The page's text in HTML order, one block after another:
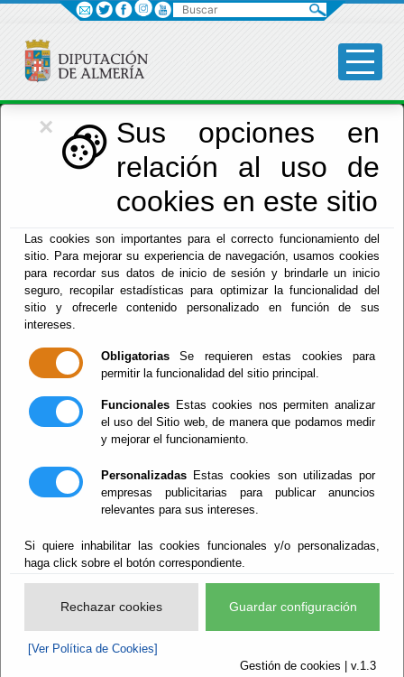
×
Sus opciones en
relación al uso de
cookies en este sitio
Las cookies son importantes para el correcto funcionamiento del
sitio. Para mejorar su experiencia de navegación, usamos cookies
para recordar sus datos de inicio de sesión y brindarle un inicio
seguro, recopilar estadísticas para optimizar la funcionalidad del
sitio y ofrecerle contenido personalizado en función de sus
intereses.
Obligatorias Se requieren estas cookies para
permitir la funcionalidad del sitio principal.
Funcionales Estas cookies nos permiten analizar
el uso del Sitio web, de manera que podamos medir
y mejorar el funcionamiento.
Personalizadas Estas cookies son utilizadas por
empresas publicitarias para publicar anuncios
relevantes para sus intereses.
Si quiere inhabilitar las cookies funcionales y/o personalizadas,
haga click sobre el botón correspondiente.
Rechazar cookies Guardar configuración
[Ver Política de Cookies]
Gestión de cookies | v.1.3
Economía
Menú Hacienda
INFORMACIÓN
CUENTAS
ANUALES
Cuenta General
Cuenta General. Anuncios Actuales
Cuenta General. Anuncios Histórico
LiquidaciónAnuncios Actuales
Liquidación.AnunciosHistórico
Buscar